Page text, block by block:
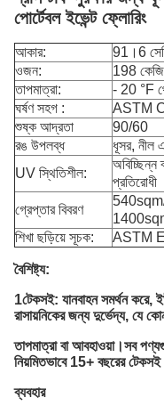
পোর্টেবল ইভেন্ট ফ্লোরিং
আকার:
91।6
ওজন:
198 কেজি
তাপমাত্রা:
- 20 °F
ঘর্ষণ সহগ :
ASTM
শুষ্ক আদ্রতা
90/60
রঙ উপলব্ধ
ধূসর, নীল
UV স্থিতিশীল:
অবিচ্ছিন্ন
প্রতিরোধী
গ্রেপ্তার বিবরণ
540sqm/
শিখা ছড়িয়ে সূচক:
ASTM E
বৈশিষ্ট্য:
1টেকসই: যানবাহন সমর্থন করে,
রাসায়নিকের জন্য দুর্ভেদ্য, যে
তাপমাত্রা বা আবহাওয়া।সব
নিয়মিতভাবে 15+ বছরের
ব্যবহার